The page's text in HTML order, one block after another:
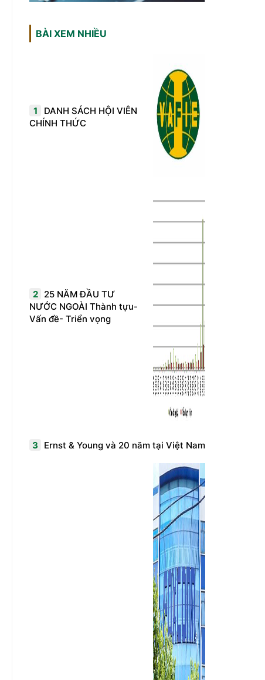
BÀI XEM NHIỀU
1
DANH SÁCH HỘI VIÊN
CHÍNH THỨC
2
25 NĂM ĐẦU TƯ
NƯỚC NGOÀI Thành tựu-
Vấn đề- Triển vọng
3 Ernst & Young và 20 năm tại Việt Nam